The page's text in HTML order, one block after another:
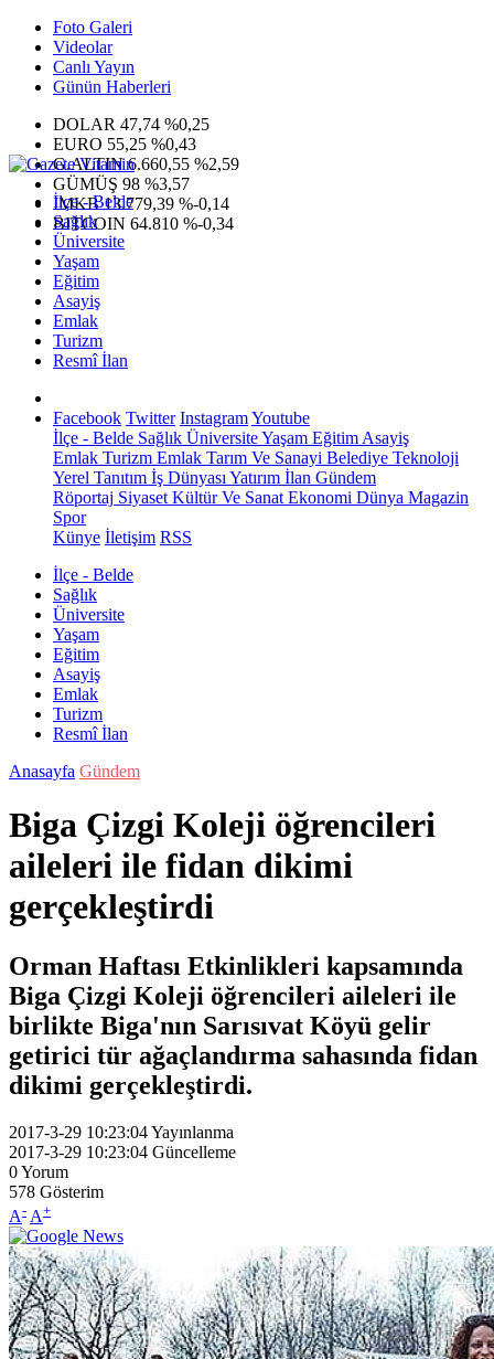
Foto Galeri
Videolar
Canlı Yayın
Günün Haberleri
DOLAR 47,74 %0,25
EURO 55,25 %0,43
G.ALTIN6.660,55 %2,59
GÜMÜŞ 98 %3,57
IMKB13.779,39 %-0,14
BITCOIN 64.810 %-0,34
İlçe - Belde
Sağlık
Üniversite
Yaşam
Eğitim
Asayiş
Emlak
Turizm
Resmî İlan
Facebook Twitter InstagramYoutube
İlçe - Belde Sağlık ÜniversiteYaşam Eğitim Asayiş
Emlak Turizm Emlak Tarım Ve Sanayi Belediye Teknoloji
Yerel Tanıtım İş Dünyası Yatırım İlan Gündem
Röportaj Siyaset Kültür Ve Sanat Ekonomi Dünya Magazin
Spor
Künye İletişim RSS
İlçe - Belde
Sağlık
Üniversite
Yaşam
Eğitim
Asayiş
Emlak
Turizm
Resmî İlan
Anasayfa Gündem
Biga Çizgi Koleji öğrencileri
aileleri ile fidan dikimi
gerçekleştirdi
Orman Haftası Etkinlikleri kapsamında
Biga Çizgi Koleji öğrencileri aileleri ile
birlikte Biga'nın Sarısıvat Köyü gelir
getirici tür ağaçlandırma sahasında fidan
dikimi gerçekleştirdi.
2017-3-29 10:23:04Yayınlanma
2017-3-29 10:23:04 Güncelleme
0Yorum
578 Gösterim
A- A+